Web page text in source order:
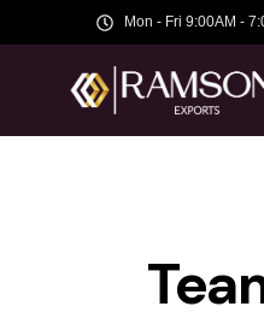
Mon - Fri 9:00AM -